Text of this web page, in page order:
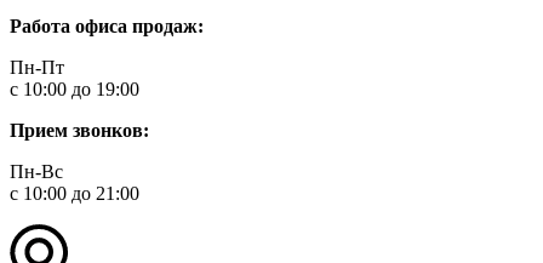
Работа офиса продаж:
Пн-Пт
с 10:00 до 19:00
Прием звонков:
Пн-Вс
с 10:00 до 21:00